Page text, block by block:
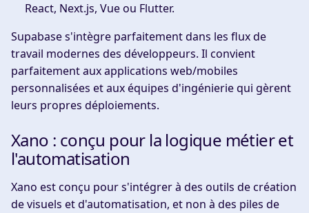
React, Next.js, Vue ou Flutter.
Supabase s'intègre parfaitement dans les flux de
travail modernes des développeurs. Il convient
parfaitement aux applications web/mobiles
personnalisées et aux équipes d'ingénierie qui gèrent
leurs propres déploiements.
Xano : conçu pour la logique métier et
l'automatisation
Xano est conçu pour s'intégrer à des outils de création
de visuels et d'automatisation, et non à des piles de